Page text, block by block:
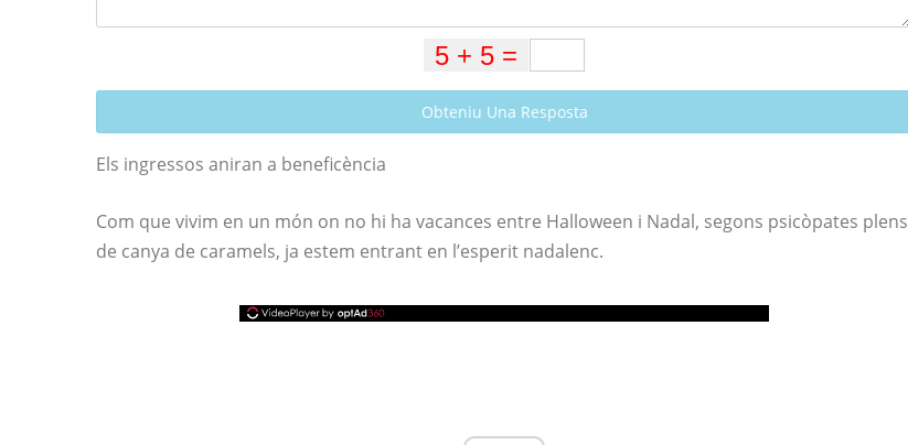
Obteniu Una Resposta
Els ingressos aniran a beneficència
Com que vivim en un món on no hi ha vacances entre Halloween i Nadal, segons psicòpates plens
de canya de caramels, ja estem entrant en l’esperit nadalenc.